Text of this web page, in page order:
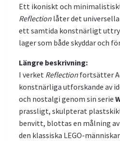
Ett ikoniskt och
Reflection låter det
ett samtida konstnärligt
lager som både skyddar och
Längre beskrivning:
I verket Reflection fortsätter
konstnärliga utforskande av
och nostalgi genom sin serie
prassligt, skulpterat
benvitt, blottas en målning
den klassiska LEGO-